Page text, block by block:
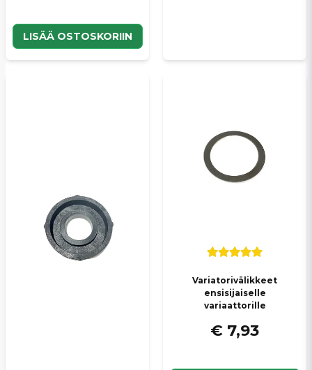
LISÄÄ OSTOSKORIIN
Variatorivälikkeet
ensisijaiselle
variaattorille
€ 7,93